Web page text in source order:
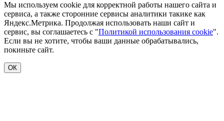
Мы используем cookie для корректной работы нашего сайта и
сервиса, а также сторонние сервисы аналитики такике как
Яндекс.Метрика. Продолжая использовать наши сайт и
сервис, вы соглашаетесь с "Политикой использования cookie".
Если вы не хотите, чтобы ваши данные обрабатывались,
покиньте сайт.
ОК